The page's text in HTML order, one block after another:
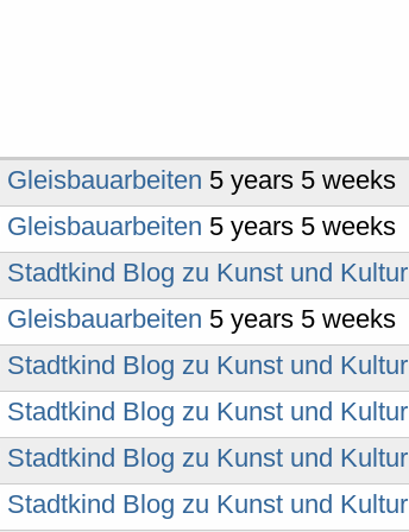
Gleisbauarbeiten 5 years 5 weeks
Gleisbauarbeiten 5 years 5 weeks
Stadtkind Blog zu Kunst und Kultur
Gleisbauarbeiten 5 years 5 weeks
Stadtkind Blog zu Kunst und Kultur
Stadtkind Blog zu Kunst und Kultur
Stadtkind Blog zu Kunst und Kultur
Stadtkind Blog zu Kunst und Kultur